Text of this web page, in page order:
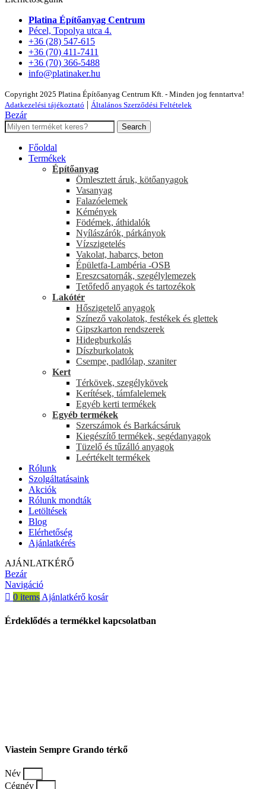
Platina Építőanyag Centrum
Pécel, Topolya utca 4.
+36 (28) 547-615
+36 (70) 411-7411
+36 (70) 366-5488
info@platinaker.hu
Copyright 2025 Platina Építőanyag Centrum Kft. - Minden jog fenntartva!
Adatkezelési tájékoztató | Általános Szerződési Feltételek
Bezár
Search
Főoldal
Termékek
Építőanyag
Ömlesztett áruk, kötőanyagok
Vasanyag
Falazóelemek
Kémények
Födémek, áthidalók
Nyílászárók, párkányok
Vízszigetelés
Vakolat, habarcs, beton
Épületfa-Lambéria -OSB
Ereszcsatornák, szegélylemezek
Tetőfedő anyagok és tartozékok
Lakótér
Hőszigetelő anyagok
Színező vakolatok, festékek és glettek
Gipszkarton rendszerek
Hidegburkolás
Díszburkolatok
Csempe, padlólap, szaniter
Kert
Térkövek, szegélykövek
Kerítések, támfalelemek
Egyéb kerti termékek
Egyéb termékek
Szerszámok és Barkácsáruk
Kiegészítő termékek, segédanyagok
Tüzelő és tűzálló anyagok
Leértékelt termékek
Rólunk
Szolgáltatásaink
Akciók
Rólunk mondták
Letöltések
Blog
Elérhetőség
Ajánlatkérés
AJÁNLATKÉRŐ
Bezár
Navigáció
0 items Ajánlatkérő kosár
Érdeklődés a termékkel kapcsolatban
Viastein Sempre Grando térkő
Név
Cégnév